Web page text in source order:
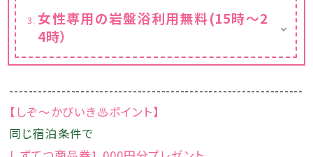
をロビーラウンジにご用意！
ウェルカムサービスの時間帯では、日ごとに変
女性専用の岩盤浴利用無料(15時～2
4時）
女性用大浴場に併設しています。専用の作務
衣もご用意していますので、空いている時にい
--------------------------------------------------------------
【しぞ～かびいき♨ポイント】
同じ宿泊条件で